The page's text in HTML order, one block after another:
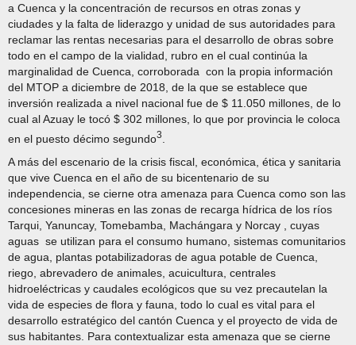
a Cuenca y la concentración de recursos en otras zonas y
ciudades y la falta de liderazgo y unidad de sus autoridades para
reclamar las rentas necesarias para el desarrollo de obras sobre
todo en el campo de la vialidad, rubro en el cual continúa la
marginalidad de Cuenca, corroborada con la propia información
del MTOP a diciembre de 2018, de la que se establece que
inversión realizada a nivel nacional fue de $ 11.050 millones, de lo
cual al Azuay le tocó $ 302 millones, lo que por provincia le coloca
en el puesto décimo segundo3
A más del escenario de la crisis fiscal, económica, ética y sanitaria
que vive Cuenca en el año de su bicentenario de su
independencia, se cierne otra amenaza para Cuenca como son las
concesiones mineras en las zonas de recarga hídrica de los ríos
Tarqui, Yanuncay, Tomebamba, Machángara y Norcay , cuyas
aguas se utilizan para el consumo humano, sistemas comunitarios
de agua, plantas potabilizadoras de agua potable de Cuenca,
riego, abrevadero de animales, acuicultura, centrales
hidroeléctricas y caudales ecológicos que su vez precautelan la
vida de especies de flora y fauna, todo lo cual es vital para el
desarrollo estratégico del cantón Cuenca y el proyecto de vida de
sus habitantes. Para contextualizar esta amenaza que se cierne